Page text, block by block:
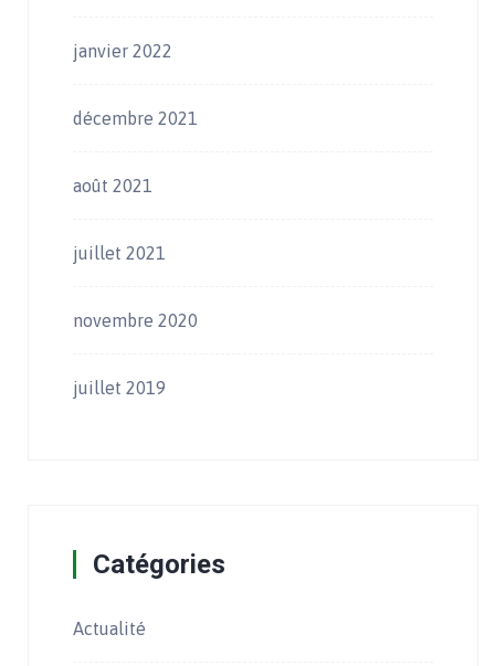
janvier 2022
décembre 2021
août 2021
juillet 2021
novembre 2020
juillet 2019
Catégories
Actualité